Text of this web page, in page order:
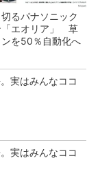
るパナソニック
「エオリア」 草
を50％自動化へ
実はみんなココ
実はみんなココ